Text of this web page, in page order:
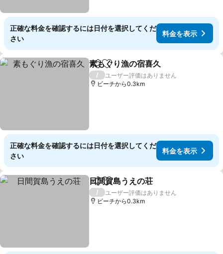
正確な料金を確認するには日付を選択してくだ
さい
料金を表示
シェアお気に入りに追加
素もぐり漁の宿喜久
/
ユーザー評価はありません
ビーチから0.3km
正確な料金を確認するには日付を選択してくだ
さい
料金を表示
シェアお気に入りに追加
日間賀島うえの荘
/
ユーザー評価はありません
ビーチから0.3km